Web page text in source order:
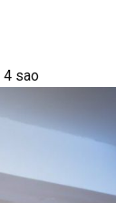
4 sao